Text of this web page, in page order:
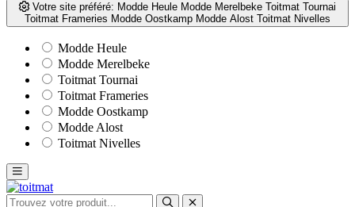
Votre site préféré: Modde Heule Modde Merelbeke Toitmat Tournai
Toitmat Frameries Modde Oostkamp Modde Alost Toitmat Nivelles
Modde Heule
Modde Merelbeke
Toitmat Tournai
Toitmat Frameries
Modde Oostkamp
Modde Alost
Toitmat Nivelles